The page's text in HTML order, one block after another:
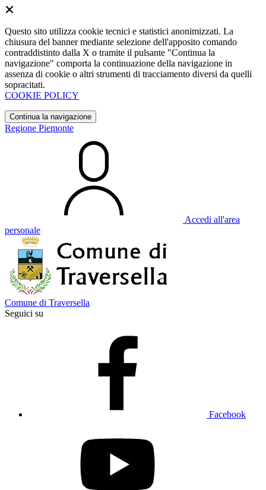
Questo sito utilizza cookie tecnici e statistici anonimizzati. La
chiusura del banner mediante selezione dell'apposito comando
contraddistinto dalla X o tramite il pulsante "Continua la
navigazione" comporta la continuazione della navigazione in
assenza di cookie o altri strumenti di tracciamento diversi da quelli
sopracitati.
COOKIE POLICY
Continua la navigazione
Regione Piemonte
Accedi all'area
personale
Comune di Traversella
Seguici su
Facebook